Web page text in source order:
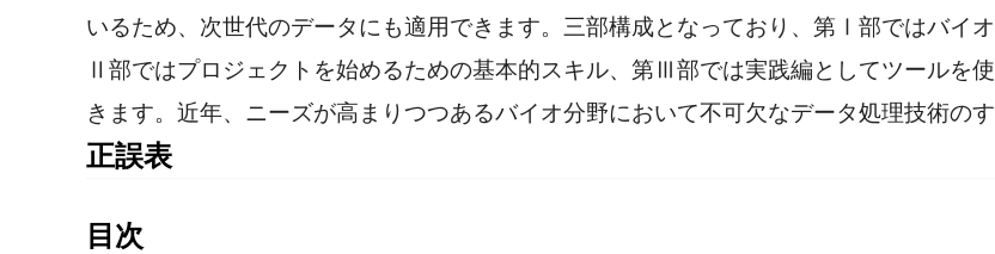
いるため、次世代のデータにも適用できます。三部構成となっており、第Ⅰ部ではバイ
Ⅱ部ではプロジェクトを始めるための基本的スキル、第Ⅲ部では実践編としてツールを
きます。近年、ニーズが高まりつつあるバイオ分野において不可欠なデータ処理技術の
正誤表
ちの書籍の刷数をご確認の上、ご利用ください。
目次